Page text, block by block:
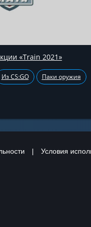
«Train 2021»
Из CS:GO Паки оружия
| Условия